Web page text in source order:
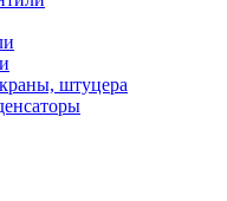
штуцера